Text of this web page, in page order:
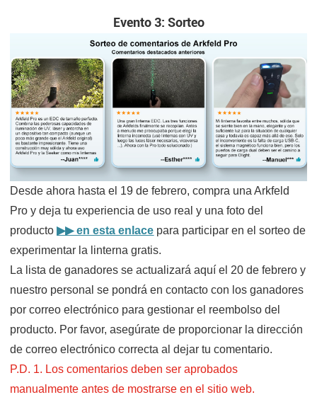
Evento 3: Sorteo
Desde ahora hasta el 19 de febrero, compra una Arkfeld
Pro y deja tu experiencia de uso real y una foto del
producto▶▶ en esta enlace para participar en el sorteo de
experimentar la linterna gratis.
La lista de ganadores se actualizará aquí el 20 de febrero y
nuestro personal se pondrá en contacto con los ganadores
por correo electrónico para gestionar el reembolso del
producto. Por favor, asegúrate de proporcionar la dirección
de correo electrónico correcta al dejar tu comentario.
P.D. 1. Los comentarios deben ser aprobados
manualmente antes de mostrarse en el sitio web.